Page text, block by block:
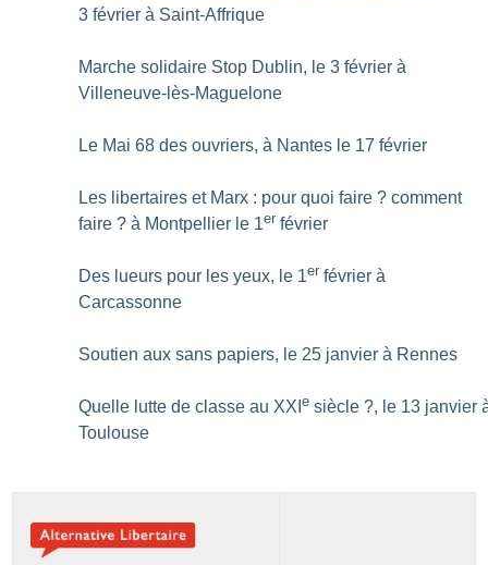
3 février à Saint-Affrique
Marche solidaire Stop Dublin, le 3 février à
Villeneuve-lès-Maguelone
Le Mai 68 des ouvriers, à Nantes le 17 février
Les libertaires et Marx : pour quoi faire ? comment
faire ? à Montpellier le 1er février
Des lueurs pour les yeux, le 1er février à
Carcassonne
Soutien aux sans papiers, le 25 janvier à Rennes
Quelle lutte de classe au XXIe siècle ?, le 13 janvier
Toulouse